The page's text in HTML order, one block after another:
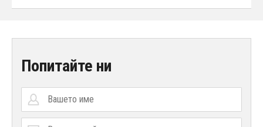
Попитайте ни